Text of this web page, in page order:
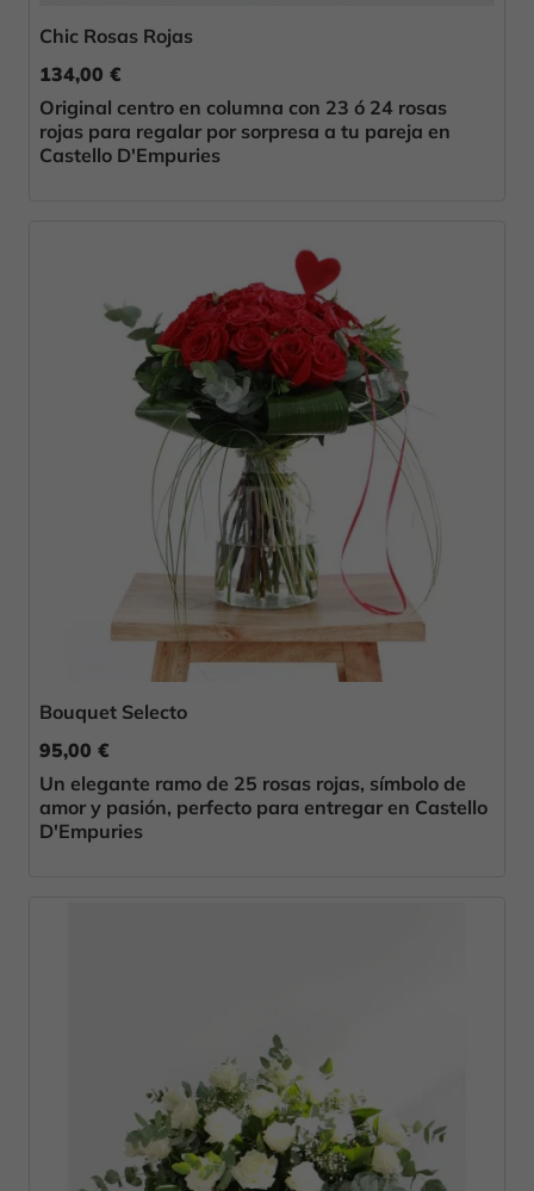
Chic Rosas Rojas
134,00 €
Original centro en columna con 23 ó 24 rosas
rojas para regalar por sorpresa a tu pareja en
Castello D'Empuries
Bouquet Selecto
95,00 €
Un elegante ramo de 25 rosas rojas, símbolo de
amor y pasión, perfecto para entregar en Castello
D'Empuries